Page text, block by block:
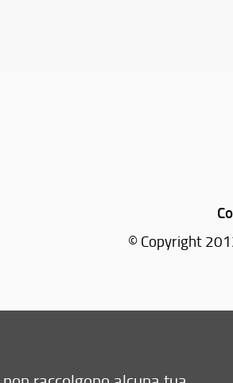
© Copyright